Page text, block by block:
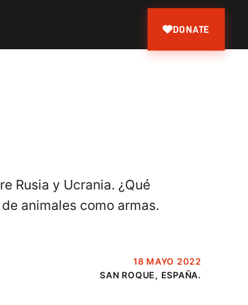
DONATE
Rusia y Ucrania. ¿Qué
animales como armas.
18 MAYO 2022
SAN ROQUE, ESPAÑA.